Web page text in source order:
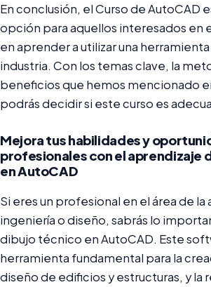
En conclusión, el Curso de AutoCAD
opción para aquellos interesados en
en aprender a utilizar una
industria. Con los temas clave, la
beneficios que hemos mencionado
podrás decidir si este curso es
Mejora tus habilidades y
profesionales con el aprendizaje
en AutoCAD
Si eres un profesional en el área de la
ingeniería o diseño, sabrás lo
dibujo técnico en AutoCAD. Este
herramienta fundamental para la
diseño de edificios y estructuras, y la